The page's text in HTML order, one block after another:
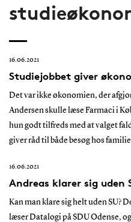
16.06.2021
Studiejobbet giver
Det var ikke økonomien, der
Andersen skulle læse Farmaci i
hun godt tilfreds med at valget
giver råd til både besøg hos
16.06.2021
Andreas klarer sig uden
Kan man klare sig helt uden SU?
læser Datalogi på SDU Odense,